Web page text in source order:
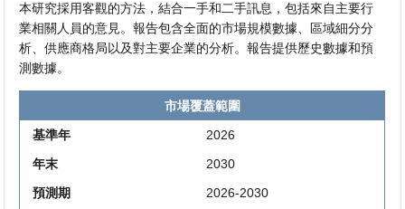
本研究採用客觀的方法，結合一手和二手訊息，包括來自主要行
業相關人員的意見。報告包含全面的市場規模數據、區域細分分
析、供應商格局以及對主要企業的分析。報告提供歷史數據和預
測數據。
市場覆蓋範圍
基準年
2026
年末
2030
預測期
2026-2030